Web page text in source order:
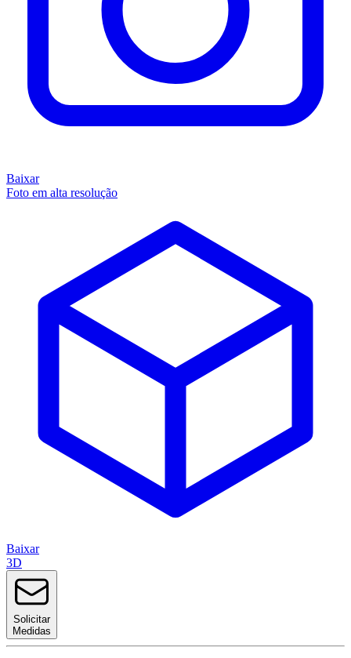
Baixar
Foto em alta resolução
Baixar
3D
Solicitar
Medidas